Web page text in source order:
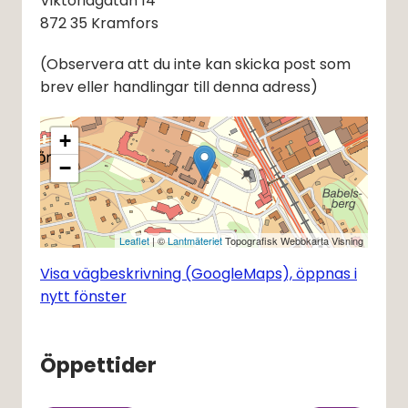
872 35 Kramfors
(Observera att du inte kan skicka post som
brev eller handlingar till denna adress)
+
−
Leaflet | ©LantmäterietTopografisk Webbkarta Visning
Visa vägbeskrivning (GoogleMaps), öppnas i
nytt fönster
Öppettider